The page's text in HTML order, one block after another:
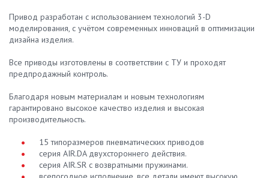
Привод разработан с использованием технологий 3-D
моделирования, с учётом современных инноваций в оптимизации
дизайна изделия.
Все приводы изготовлены в соответствии с ТУ и проходят
предпродажный контроль.
Благодаря новым материалам и новым технологиям
гарантировано высокое качество изделия и высокая
производительность.
15 типоразмеров пневматических приводов
серия AIR.DA двухстороннего действия.
серия AIR.SR с возвратными пружинами.